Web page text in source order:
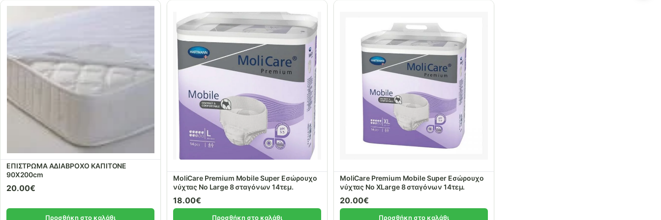
ΕΠΙΣΤΡΩΜΑ ΑΔΙΑΒΡΟΧΟ ΚΑΠΙΤΟΝΕ
90X200cm
20.00€
Προσθήκη στο καλάθι
MoliCare Premium Mobile Super Εσώρουχο
νύχτας No Large 8 σταγόνων 14τεμ.
18.00€
Προσθήκη στο καλάθι
MoliCare Premium Mobile Super Εσώρουχο
νύχτας No XLarge 8 σταγόνων 14τεμ.
20.00€
Προσθήκη στο καλάθι